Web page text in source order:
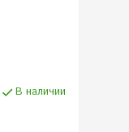
В наличии